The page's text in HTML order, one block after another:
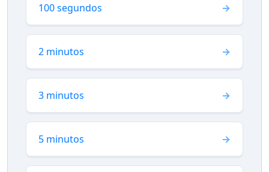
100 segundos
2 minutos
3 minutos
5 minutos